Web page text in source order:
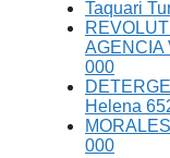
Taquari
AGENCIA
000
Helena
000